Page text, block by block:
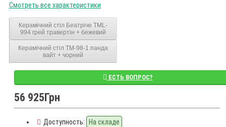
Смотреть все характеристики
Керамічний стіл Беатріче TML-
994 грей травертін + бежевий
Керамічний стіл TM-98-1 панда
вайт + чорний
ЕСТЬ ВОПРОС?
56 925Грн
Доступность: На складе